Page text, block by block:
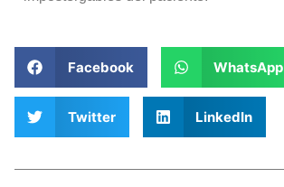
Facebook WhatsApp
Twitter LinkedIn